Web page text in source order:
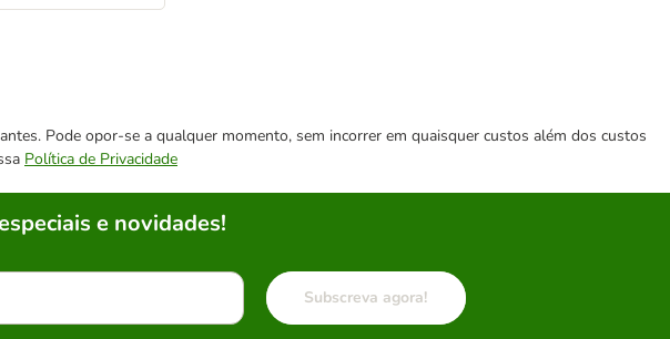
Pode opor-se a qualquer momento, sem incorrer em quaisquer custos além dos custos
Política de Privacidade
e novidades!
Subscreva agora!